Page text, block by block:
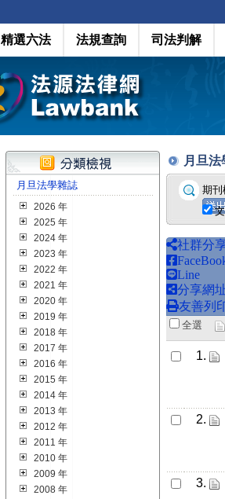
精選六法 法規查詢 司法判解
月旦法學雜誌
2026 年
2025 年
2024 年
2023 年
2022 年
2021 年
2020 年
2019 年
2018 年
2017 年
2016 年
2015 年
2014 年
2013 年
2012 年
2011 年
2010 年
2009 年
2008 年
月旦法
期刊
社群分
Line
分享網
友善列
全選
1.
2.
3.